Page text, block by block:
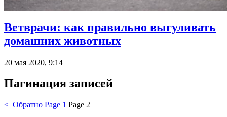
Ветврачи: как правильно выгуливать
домашних животных
20 мая 2020, 9:14
Пагинация записей
< Обратно Page 1 Page 2